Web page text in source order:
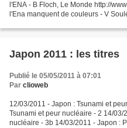
l'ENA - B Floch, Le Monde http://
l'Ena manquent de couleurs - V
manquent-d-originalite.html...
Japon 2011 : les titres
Publié le 05/05/2011 à 07:01
Par clioweb
12/03/2011 - Japon : Tsunami et
Tsunami et peur nucléaire - 2 14/03/
nucléaire - 3b 14/03/2011 - Japon :